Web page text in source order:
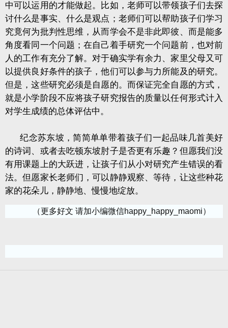
中可以运用的才能做起。比如，老师可以带领孩子们去探
讨什么是事实、什么是观点；老师们可以帮助孩子们学习
究竟何为批判性思维，从而学会不是非此即彼、而是能多
角度看同一个问题；在自己着手研究一个问题前，也对前
人的工作有充分了解。对于确实学有余力、家里父母又可
以提供良好条件的孩子，他们可以参与力所能及的研究。
但是，这些研究必须是自愿的。而保证完全自愿的方式，
就是小学阶段不应将孩子研究报告的质量以任何形式计入
对学生成绩的总体评估中。
纪念苏东坡，简简单单带着孩子们一起品味几首美好
的诗词、或者去吃顿东坡肘子是否更有乐趣？但愿我们没
有用课题上的大跃进，让孩子们从小对研究产生错误的看
法。但愿家长老师们，可以静静观察、等待，让这些种花
家的花朵儿，静静地、慢慢地绽放。
（更多好文 请加小编微信happy_happy_maomi）